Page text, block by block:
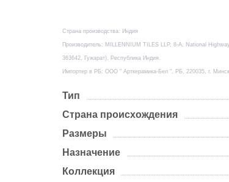
Страна производства: Индия
Производитель: MILLENNIUM TILES LLP, 8-А, National
363642, Гужарат), Республика Индия.
Импортер в РБ: ООО " Арткерамика-Бел ", РБ, 220035, г.
Тип
Страна происхождения
Размеры
Назначение
Коллекция